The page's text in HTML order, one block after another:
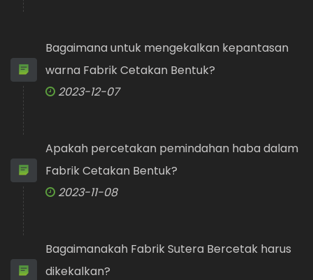
Bagaimana untuk mengekalkan kepantasan
warna Fabrik Cetakan Bentuk?
2023-12-07
Apakah percetakan pemindahan haba dalam
Fabrik Cetakan Bentuk?
2023-11-08
Bagaimanakah Fabrik Sutera Bercetak harus
dikekalkan?